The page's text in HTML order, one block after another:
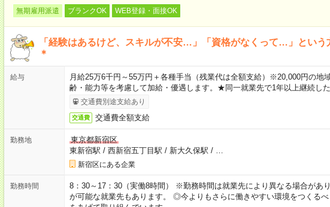
無期雇用派遣 ブランクOK WEB登録・面接OK
「経験はあるけど、スキルが不安…」「資格がなくって…」という
＊
給与
月給25万6千円～55万円＋各種手当（残業代は全額支給）※20,000円の地
齢・能力等を考慮して加給・優遇します。★同一就業先で1年以上継続し
交通費別途支給あり
交通費 交通費全額支給
勤務地
東京都新宿区
東新宿駅 / 西新宿五丁目駅 / 新大久保駅 /
新宿区にある企業
勤務時間
8：30～17：30（実働8時間） ※勤務時間は就業先により異なる場合があ
が可能な就業先もあります。 ◎今よりもさらに働きやすい環境をつくる